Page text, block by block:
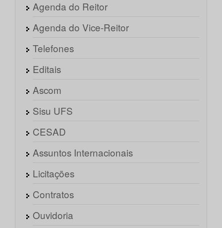
Agenda do Reitor
Agenda do Vice-Reitor
Telefones
Editais
Ascom
Sisu UFS
CESAD
Assuntos Internacionais
Licitações
Contratos
Ouvidoria